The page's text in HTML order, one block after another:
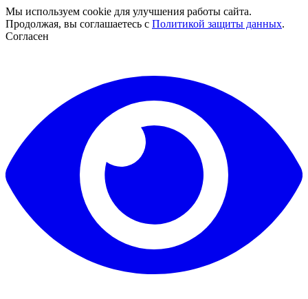
Мы используем cookie для улучшения работы сайта.
Продолжая, вы соглашаетесь с Политикой защиты данных.
Согласен